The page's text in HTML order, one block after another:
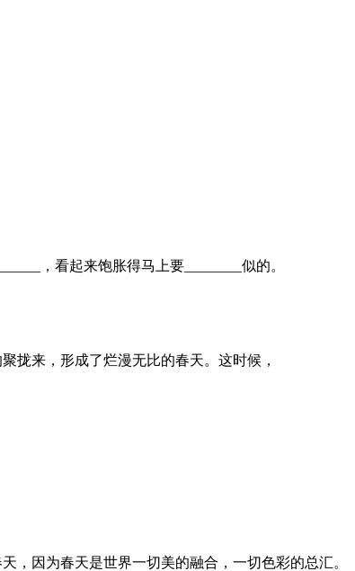
，看起来饱胀得马上要________似的。
拢来，形成了烂漫无比的春天。这时候，
因为春天是世界一切美的融合，一切色彩的总汇。